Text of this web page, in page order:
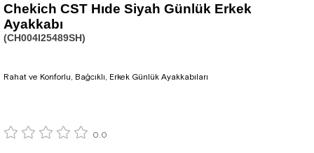
Chekich CST Hıde Siyah Günlük Erkek
Ayakkabı
(CH004I25489SH)
Rahat ve Konforlu, Bağcıklı, Erkek Günlük Ayakkabıları
0.0